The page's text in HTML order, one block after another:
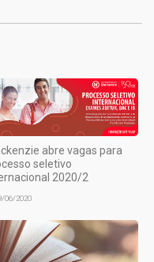
abre vagas para
seletivo
2020/2
06/2020